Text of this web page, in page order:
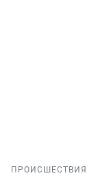
ПРОИСШЕСТВИЯ